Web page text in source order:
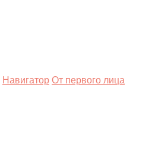
Навигатор От первого лица